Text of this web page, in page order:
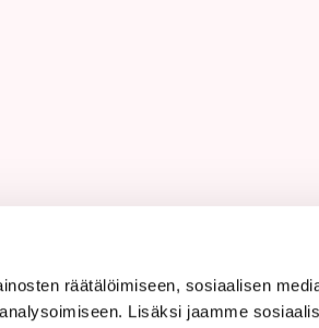
räätälöimiseen, sosiaalisen
Lisäksi jaamme